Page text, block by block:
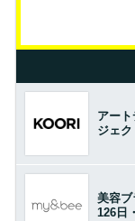
アー
ジェ
美容ブ
126日